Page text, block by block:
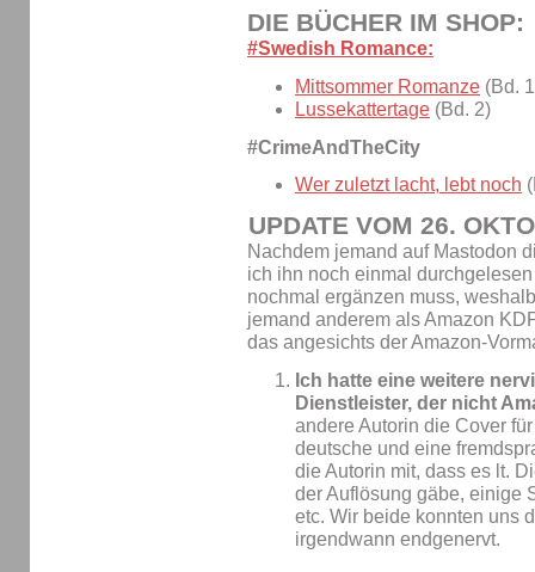
DIE BÜCHER IM SHOP:
#Swedish Romance:
Mittsommer Romanze (Bd.
Lussekattertage (Bd. 2)
#CrimeAndTheCity
Wer zuletzt lacht, lebt noch
UPDATE VOM 26.
Nachdem jemand auf Mastodon
ich ihn noch einmal
nochmal ergänzen muss,
jemand anderem als Amazon
das angesichts der Amazon-
Ich hatte eine weitere
Dienstleister, der nicht
andere Autorin die Cover
deutsche und eine
die Autorin mit, dass es lt.
der Auflösung gäbe, einige
etc. Wir beide konnten uns
irgendwann endgenervt.